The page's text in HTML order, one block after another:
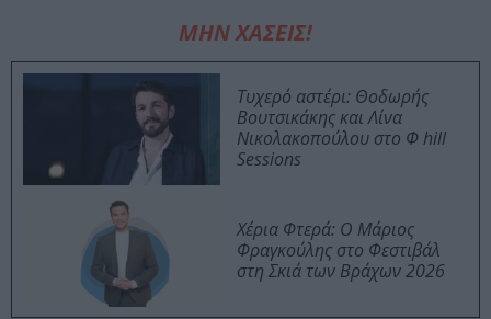
ΜΗΝ ΧΑΣΕΙΣ!
Τυχερό αστέρι: Θοδωρής
Βουτσικάκης και Λίνα
Νικολακοπούλου στο Φ hill
Sessions
Χέρια Φτερά: Ο Μάριος
Φραγκούλης στο Φεστιβάλ
στη Σκιά των Βράχων 2026